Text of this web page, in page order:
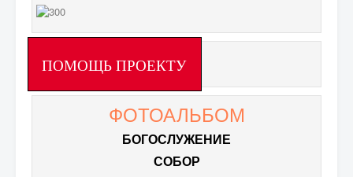
ПОМОЩЬ ПРОЕКТУ
ФОТОАЛЬБОМ
БОГОСЛУЖЕНИЕ
СОБОР